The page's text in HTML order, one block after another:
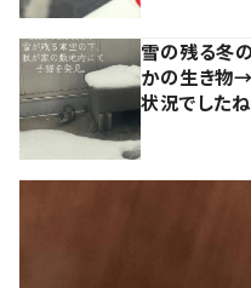
雪の残る冬
かの生き物
状況でしたね